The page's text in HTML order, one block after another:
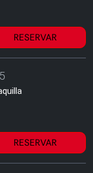
RESERVAR
RESERVAR